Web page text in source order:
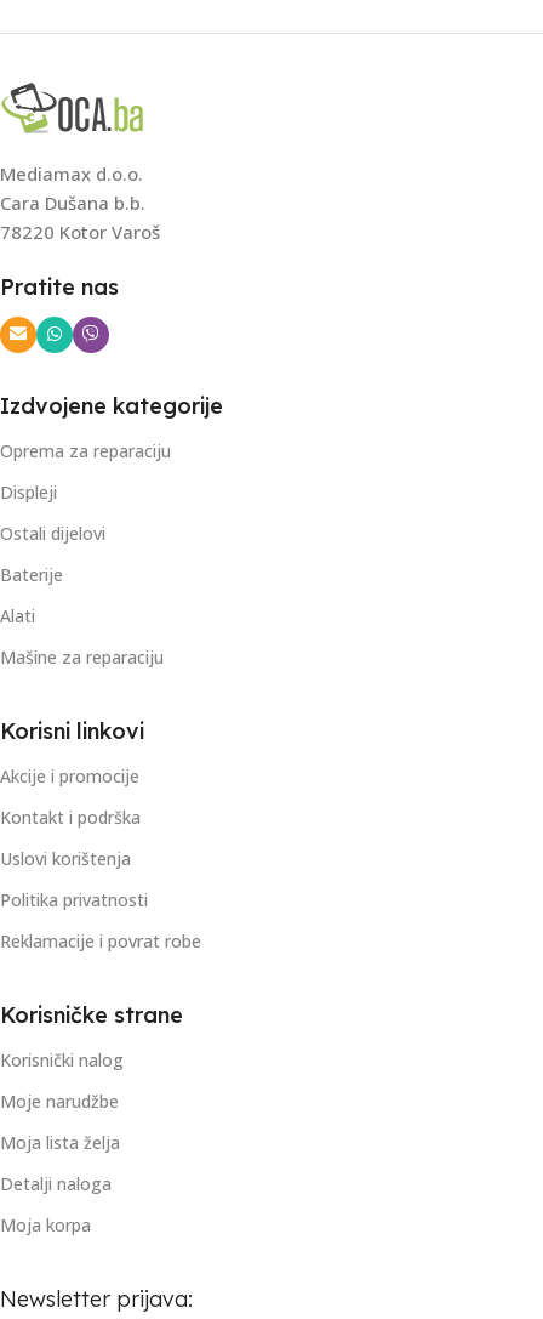
Mediamax d.o.o.
Cara Dušana b.b.
78220 Kotor Varoš
Pratite nas
Izdvojene kategorije
Oprema za reparaciju
Displeji
Ostali dijelovi
Baterije
Alati
Mašine za reparaciju
Korisni linkovi
Akcije i promocije
Kontakt i podrška
Uslovi korištenja
Politika privatnosti
Reklamacije i povrat robe
Korisničke strane
Korisnički nalog
Moje narudžbe
Moja lista želja
Detalji naloga
Moja korpa
Newsletter prijava: